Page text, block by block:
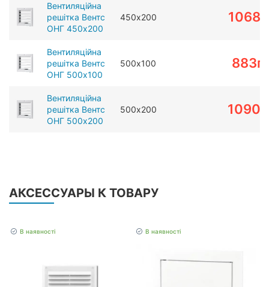
Вентиляційна
решітка Вентс
ОНГ 450х200
450х200 1068
Вентиляційна
решітка Вентс
ОНГ 500х100
500х100 883
Вентиляційна
решітка Вентс
ОНГ 500х200
500х200 1090
АКСЕССУАРЫ К ТОВАРУ
В наявності В наявності